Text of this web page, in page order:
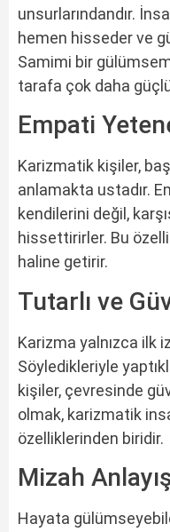
unsurlarındandır.
hemen hisseder ve
Samimi bir
tarafa çok daha güçlü
Empati
Karizmatik kişiler,
anlamakta ustadır.
kendilerini değil,
hissettirirler. Bu
haline getirir.
Tutarlı ve
Karizma yalnızca ilk
Söyledikleriyle
kişiler, çevresinde
olmak, karizmatik
özelliklerinden biridir.
Mizah
Hayata